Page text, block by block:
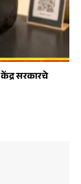
सरकारचे